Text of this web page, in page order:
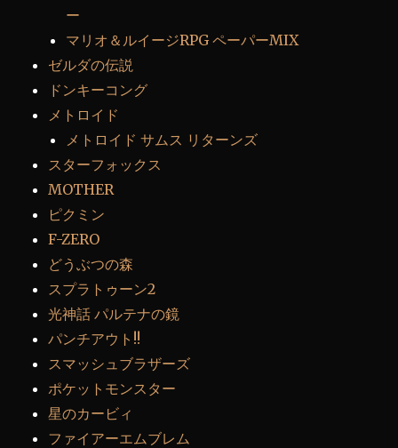
ー
マリオ＆ルイージRPG ペーパーMIX
ゼルダの伝説
ドンキーコング
メトロイド
メトロイド サムス リターンズ
スターフォックス
MOTHER
ピクミン
F-ZERO
どうぶつの森
スプラトゥーン2
光神話 パルテナの鏡
パンチアウト!!
スマッシュブラザーズ
ポケットモンスター
星のカービィ
ファイアーエムブレム